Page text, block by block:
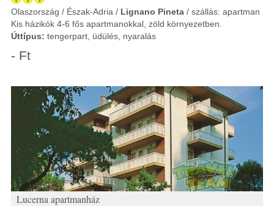
Olaszország / Észak-Adria / Lignano Pineta / szállás: apartman
Kis házikók 4-6 fős apartmanokkal, zöld környezetben.
Úttípus: tengerpart, üdülés, nyaralás
- Ft
Lucerna apartmanház